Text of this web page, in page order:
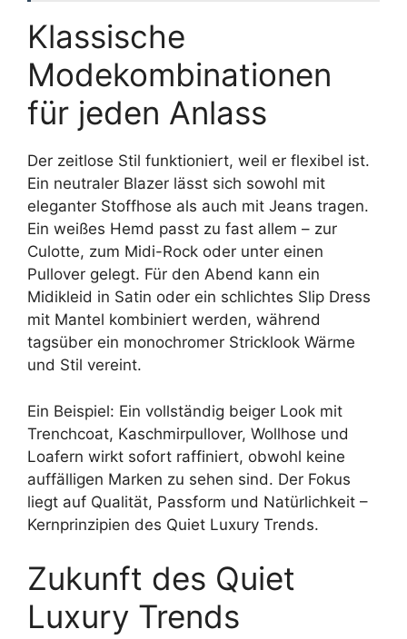
Klassische
Modekombinationen
für jeden Anlass
Der zeitlose Stil funktioniert, weil er flexibel ist.
Ein neutraler Blazer lässt sich sowohl mit
eleganter Stoffhose als auch mit Jeans tragen.
Ein weißes Hemd passt zu fast allem – zur
Culotte, zum Midi-Rock oder unter einen
Pullover gelegt. Für den Abend kann ein
Midikleid in Satin oder ein schlichtes Slip Dress
mit Mantel kombiniert werden, während
tagsüber ein monochromer Stricklook Wärme
und Stil vereint.
Ein Beispiel: Ein vollständig beiger Look mit
Trenchcoat, Kaschmirpullover, Wollhose und
Loafern wirkt sofort raffiniert, obwohl keine
auffälligen Marken zu sehen sind. Der Fokus
liegt auf Qualität, Passform und Natürlichkeit –
Kernprinzipien des Quiet Luxury Trends.
Zukunft des Quiet
Luxury Trends